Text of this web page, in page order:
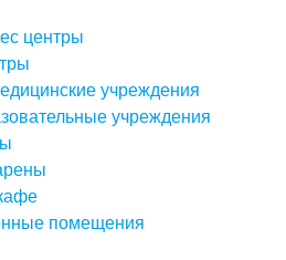
центры
учреждения
учреждения
помещения